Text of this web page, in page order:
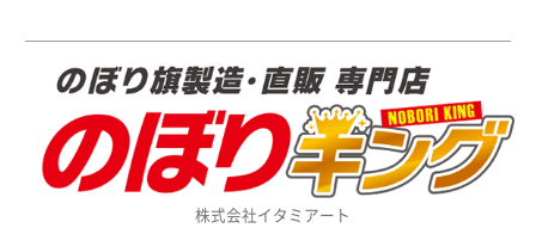
株式会社イタミアート